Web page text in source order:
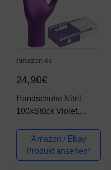
Amazon.de
24,90€
Handschuhe Nitril
100xStück Violet,
reißfest (XS)
Amazon / Ebay
Produkt ansehen*